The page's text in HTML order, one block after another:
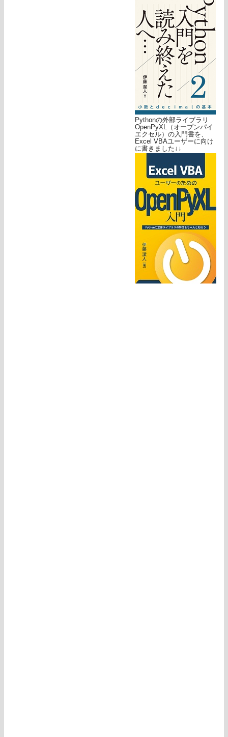
Pythonの外部ライブラリ
OpenPyXL（オープンパイ
エクセル）の入門書を、
Excel VBAユーザーに向け
に書きました↓↓